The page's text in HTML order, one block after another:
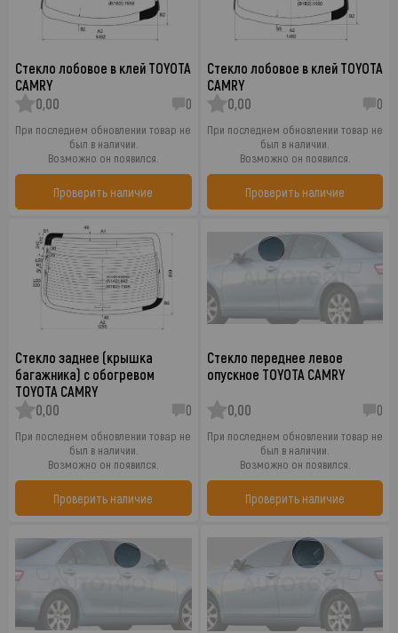
Стекло лобовое в клей TOYOTA
CAMRY
0,00
0
При последнем обновлении товар не
был в наличии.
Возможно он появился.
Проверить наличие
Стекло лобовое в клей TOYOTA
CAMRY
0,00
0
При последнем обновлении товар не
был в наличии.
Возможно он появился.
Проверить наличие
Стекло заднее (крышка
багажника) с обогревом
TOYOTA CAMRY
0,00
0
При последнем обновлении товар не
был в наличии.
Возможно он появился.
Проверить наличие
Стекло переднее левое
опускное TOYOTA CAMRY
0,00 0
При последнем обновлении товар не
был в наличии.
Возможно он появился.
Проверить наличие